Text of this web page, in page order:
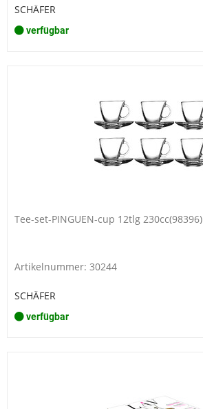
SCHÄFER
verfügbar
Tee-set-PINGUEN-cup 12tlg 230cc(98396)
Artikelnummer: 30244
SCHÄFER
verfügbar